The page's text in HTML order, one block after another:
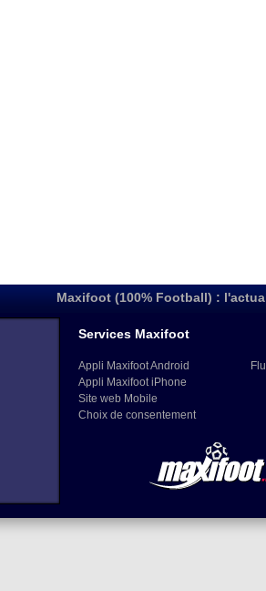
Maxifoot (100% Football) :
Services Maxifoot
Appli Maxifoot Android
Appli Maxifoot iPhone
Site web Mobile
Choix de consentement